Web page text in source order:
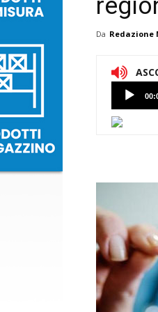
Da Redazione
Lettore
Audio